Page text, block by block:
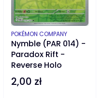
Nymble (PAR 014) -
Paradox Rift -
Reverse Holo
PRODUCENT
POKÉMON COMPANY
Cena
2,00 zł